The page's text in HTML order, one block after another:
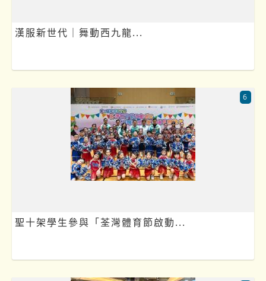
漢服新世代｜舞動西九龍...
聖十架學生參與「荃灣體育節啟動...
6